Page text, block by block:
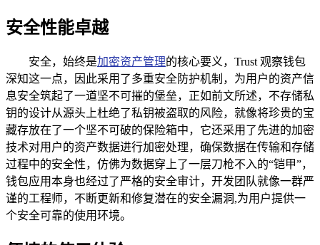
安全性能卓越
安全，始终是加密资产管理的核心要义，Trust 观察钱包
深知这一点，因此采用了多重安全防护机制，为用户的资产信
息安全筑起了一道坚不可摧的堡垒，正如前文所述，不存储私
钥的设计从源头上杜绝了私钥被盗取的风险，就像将珍贵的宝
藏存放在了一个坚不可破的保险箱中，它还采用了先进的加密
技术对用户的资产数据进行加密处理，确保数据在传输和存储
过程中的安全性，仿佛为数据穿上了一层刀枪不入的“铠甲”，
钱包应用本身也经过了严格的安全审计，开发团队就像一群严
谨的工程师，不断更新和修复潜在的安全漏洞,为用户提供一
个安全可靠的使用环境。